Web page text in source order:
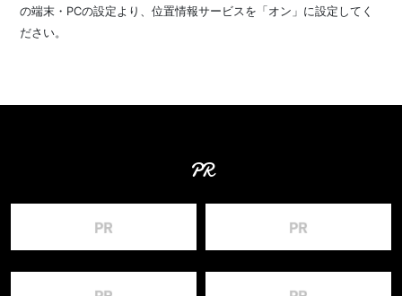
の端末・PCの設定より、位置情報サービスを「オン」に設定してく
ださい。
PR